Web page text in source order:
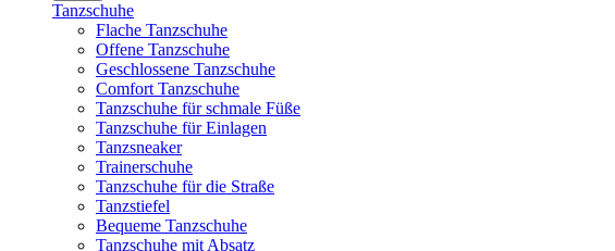
Tanzschuhe
Flache Tanzschuhe
Offene Tanzschuhe
Geschlossene Tanzschuhe
Comfort Tanzschuhe
Tanzschuhe für schmale Füße
Tanzschuhe für Einlagen
Tanzsneaker
Trainerschuhe
Tanzschuhe für die Straße
Tanzstiefel
Bequeme Tanzschuhe
Tanzschuhe mit Absatz